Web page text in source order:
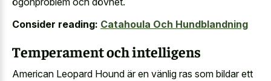
Consider reading: Catahoula Och Hundblandning
Temperament och intelligens
American Leopard Hound är en vänlig ras som bildar ett